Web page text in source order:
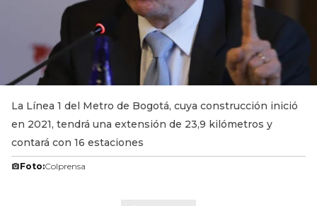
La Línea 1 del Metro de Bogotá, cuya construcción inició
en 2021, tendrá una extensión de 23,9 kilómetros y
contará con 16 estaciones
Foto:Colprensa